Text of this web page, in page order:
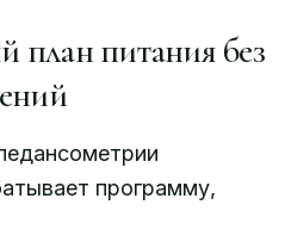
питания без
программу,